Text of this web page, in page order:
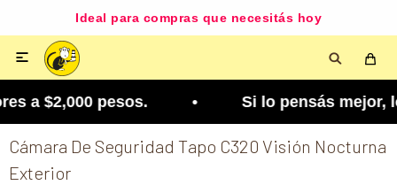
Ideal para compras que necesitás hoy

a $2,000 pesos. • Si lo pensás mejor, lo
Cámara De Seguridad Tapo C320 Visión Nocturna
Exterior